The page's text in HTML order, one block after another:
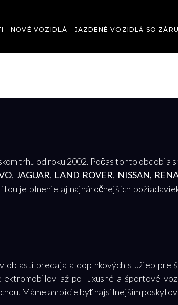
NOVÉ VOZIDLÁ JAZDENÉ VOZIDLÁ SO
trhu od roku 2002. Počas tohto
, JAGUAR, LAND ROVER, NISSAN,
je plnenie aj najnáročnejších
oblasti predaja a doplnkových služieb
až po luxusné a športové
Máme ambície byť najsilnejším